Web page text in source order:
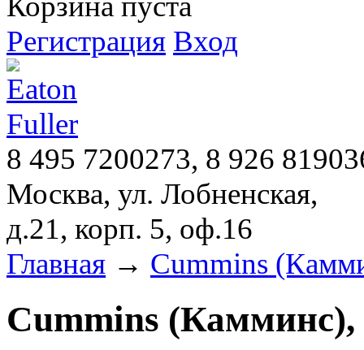
Регистрация Вход
8 495 7200273, 8 926
Москва, ул. Лобненская,
д.21, корп. 5, оф.16
Главная → Cummins
Cummins (Камминс),